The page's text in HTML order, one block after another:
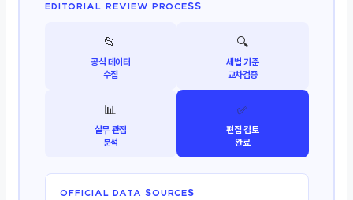
EDITORIAL REVIEW PROCESS
📂
공식 데이터
수집
🔍
세법 기준
교차검증
📊
실무 관점
분석
✅
편집 검토
완료
OFFICIAL DATA SOURCES